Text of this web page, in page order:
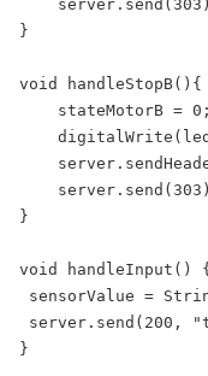
}
void handleStopB(){
stateMotorB = 0;
digitalWrite(led,
}
void handleInput() {
sensorValue =
server.send(200,
}